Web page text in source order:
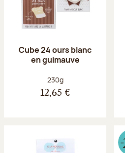
Cube 24 ours blanc
en guimauve
Poids net :
230g
12,65 €